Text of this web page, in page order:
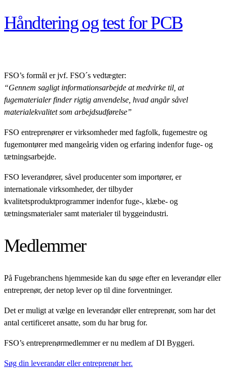
Håndtering og test for PCB
FSO’s formål er jvf. FSO´s vedtægter:
“Gennem sagligt informationsarbejde at medvirke til, at
fugematerialer finder rigtig anvendelse, hvad angår såvel
materialekvalitet som arbejdsudførelse”
FSO entreprenører er virksomheder med fagfolk, fugemestre og
fugemontører med mangeårig viden og erfaring indenfor fuge- og
tætningsarbejde.
FSO leverandører, såvel producenter som importører, er
internationale virksomheder, der tilbyder
kvalitetsproduktprogrammer indenfor fuge-, klæbe- og
tætningsmaterialer samt materialer til byggeindustri.
Medlemmer
På Fugebranchens hjemmeside kan du søge efter en leverandør eller
entreprenør, der netop lever op til dine forventninger.
Det er muligt at vælge en leverandør eller entreprenør, som har det
antal certificeret ansatte, som du har brug for.
FSO’s entreprenørmedlemmer er nu medlem af DI Byggeri.
Søg din leverandør eller entreprenør her.